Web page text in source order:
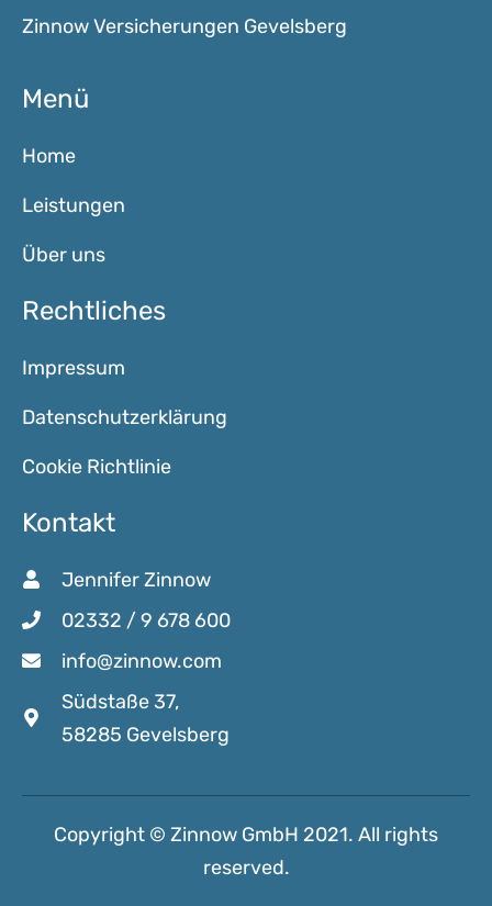
Zinnow Versicherungen Gevelsberg
Menü
Home
Leistungen
Über uns
Rechtliches
Impressum
Datenschutzerklärung
Cookie Richtlinie
Kontakt
Jennifer Zinnow
02332 / 9 678 600
info@zinnow.com
Südstaße 37,
58285 Gevelsberg
Copyright © Zinnow GmbH 2021. All rights
reserved.